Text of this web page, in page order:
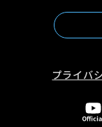
プライバ